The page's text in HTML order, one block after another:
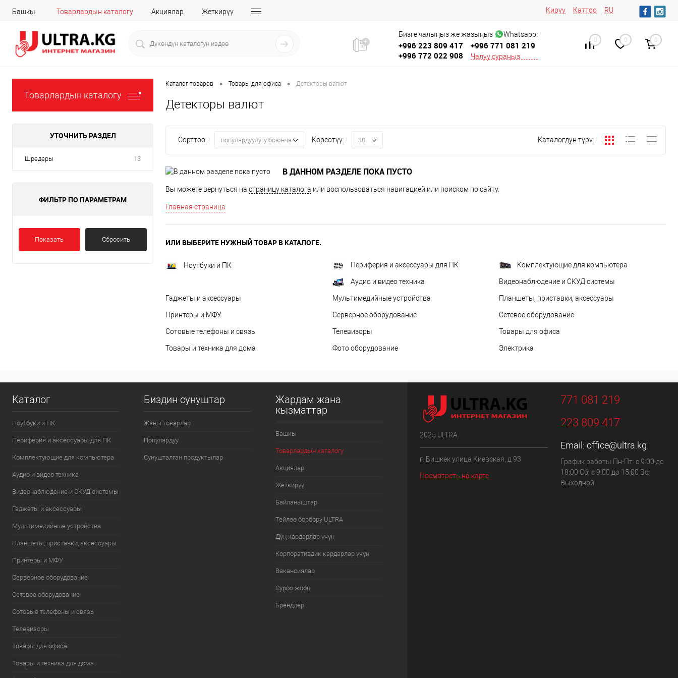
Башкы Товарлардын каталогу Акциялар Жеткирүү Кирүү Каттоо RU
Бизге чалыңыз же жазыңыз Whatsapp:
+996 223 809 417
+996 771 081 219
+996 772 022 908
Чалуу сураңыз
0 0 0
Товарлардын каталогу
УТОЧНИТЬ РАЗДЕЛ
Шредеры 13
ФИЛЬТР ПО ПАРАМЕТРАМ
Показать Сбросить
Каталог товаров • Товары для офиса • Детекторы валют
Детекторы валют
Сорттоо: популярдуулугу боюнча Көрсөтүү: 30 Каталогдун түрү:
В ДАННОМ РАЗДЕЛЕ ПОКА ПУСТО
Вы можете вернуться на страницу каталога или воспользоваться навигацией или поиском по сайту.
Главная страница
ИЛИ ВЫБЕРИТЕ НУЖНЫЙ ТОВАР В КАТАЛОГЕ.
Ноутбуки и ПК Периферия и аксессуары для ПК Комплектующие для компьютера
Аудио и видео техника Видеонаблюдение и СКУД системы
Гаджеты и аксессуары Мультимедийные устройства Планшеты, приставки, аксессуары
Принтеры и МФУ Серверное оборудование Сетевое оборудование
Сотовые телефоны и связь Телевизоры Товары для офиса
Товары и техника для дома Фото оборудование Электрика
Каталог
Ноутбуки и ПК
Периферия и аксессуары для ПК
Комплектующие для компьютера
Аудио и видео техника
Видеонаблюдение и СКУД системы
Гаджеты и аксессуары
Мультимедийные устройства
Планшеты, приставки, аксессуары
Принтеры и МФУ
Серверное оборудование
Сетевое оборудование
Сотовые телефоны и связь
Телевизоры
Товары для офиса
Товары и техника для дома
Биздин сунуштар
Жаңы товарлар
Популярдуу
Сунушталган продуктылар
Жардам жана
кызматтар
Башкы
Товарлардын каталогу
Акциялар
Жеткирүү
Байланыштар
Тейлөө борбору ULTRA
Дүң кардарлар үчүн
Корпоративдик кардарлар үчүн
Вакансиялар
Суроо жооп
Бренддер
2025 ULTRA
г. Бишкек улица Киевская, д 93
Посмотреть на карте
771 081 219
223 809 417
Email: office@ultra.kg
График работы Пн-Пт: с 9:00 до
18:00 Сб: с 9:00 до 15:00 Вс:
Выходной